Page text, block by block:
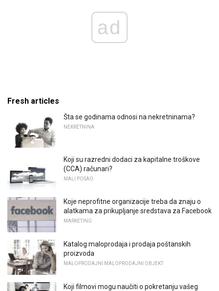
ad
Fresh articles
Šta se godinama odnosi na nekretninama?
NEKRETNINA
Koji su razredni dodaci za kapitalne troškove
(CCA) računari?
MALI POSAO
Koje neprofitne organizacije treba da znaju o
alatkama za prikupljanje sredstava za Facebook
MARKETING
Katalog maloprodaja i prodaja poštanskih
proizvoda
MALOPRODAJNI MALOPRODAJNI OBJEKT
Koji filmovi mogu naučiti o pokretanju vašeg